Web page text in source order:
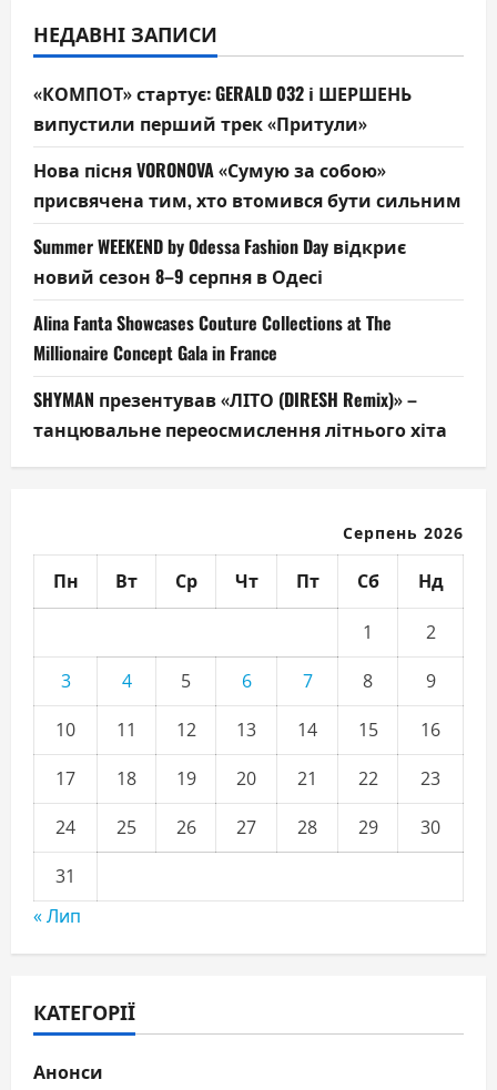
НЕДАВНІ ЗАПИСИ
«КОМПОТ» стартує: GERALD 032 і ШЕРШЕНЬ
випустили перший трек «Притули»
Нова пісня VORONOVA «Сумую за собою»
присвячена тим, хто втомився бути сильним
Summer WEEKEND by Odessa Fashion Day відкриє
новий сезон 8–9 серпня в Одесі
Alina Fanta Showcases Couture Collections at The
Millionaire Concept Gala in France
SHYMAN презентував «ЛІТО (DIRESH Remix)» –
танцювальне переосмислення літнього хіта
Серпень 2026
Пн Вт Ср Чт Пт Сб Нд
1
2
3
4 5 6 7 8
9
10
11 12 13 14 15
16
17
18 19 20 21 22
23
24
25 26 27 28 29
30
31
« Лип
КАТЕГОРІЇ
Анонси